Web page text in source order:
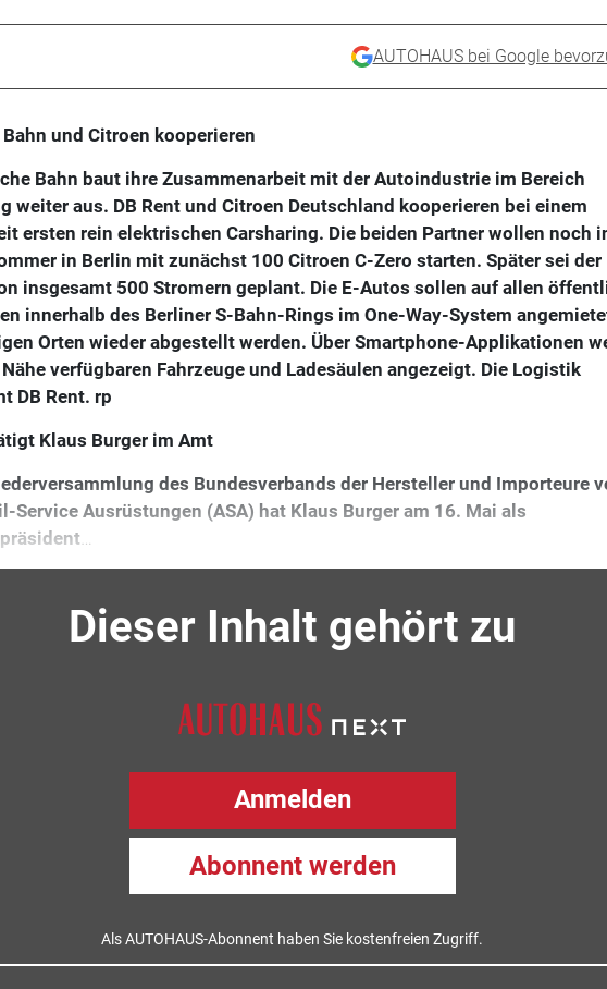
AUTOHAUS bei Google
und Citroen kooperieren
Bahn baut ihre Zusammenarbeit mit der Autoindustrie im Bereich
weiter aus. DB Rent und Citroen Deutschland kooperieren bei einem
ersten rein elektrischen Carsharing. Die beiden Partner wollen noch
in Berlin mit zunächst 100 Citroen C-Zero starten. Später sei der
insgesamt 500 Stromern geplant. Die E-Autos sollen auf allen
innerhalb des Berliner S-Bahn-Rings im One-Way-System
Orten wieder abgestellt werden. Über Smartphone-Applikationen
verfügbaren Fahrzeuge und Ladesäulen angezeigt. Die Logistik
DB Rent. rp
Klaus Burger im Amt
des Bundesverbands der Hersteller und Importeure
Service Ausrüstungen (ASA) hat Klaus Burger am 16. Mai als
Dieser Inhalt gehört zu
Anmelden
Abonnent werden
Als AUTOHAUS-Abonnent haben Sie kostenfreien Zugriff.